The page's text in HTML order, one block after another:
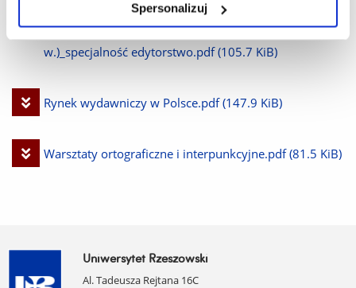
Spersonalizuj
plik
Retoryka i retoryczność tekstów literackich (XV-XIX
w.)_specjalność edytorstwo.pdf (105.7 KiB)
Pobierz
Rynek wydawniczy w Polsce.pdf (147.9 KiB)
Pobierz
Warsztaty ortograficzne i interpunkcyjne.pdf (81.5 KiB)
Uniwersytet Rzeszowski
Al. Tadeusza Rejtana 16C